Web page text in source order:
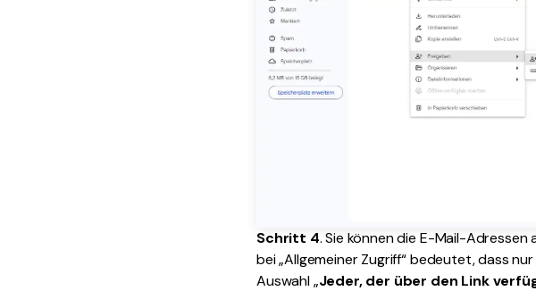
Schritt 4. Sie können die E-Mail-
bei „Allgemeiner Zugriff“ bedeutet, dass
Auswahl „Jeder, der über den Link